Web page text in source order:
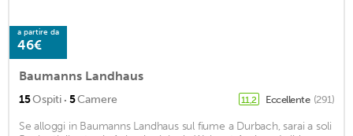
a partire da
46€
Baumanns Landhaus
15Ospiti · 5Camere 11,2 Eccellente (291)
Se alloggi in Baumanns Landhaus sul fiume a Durbach, sarai a soli